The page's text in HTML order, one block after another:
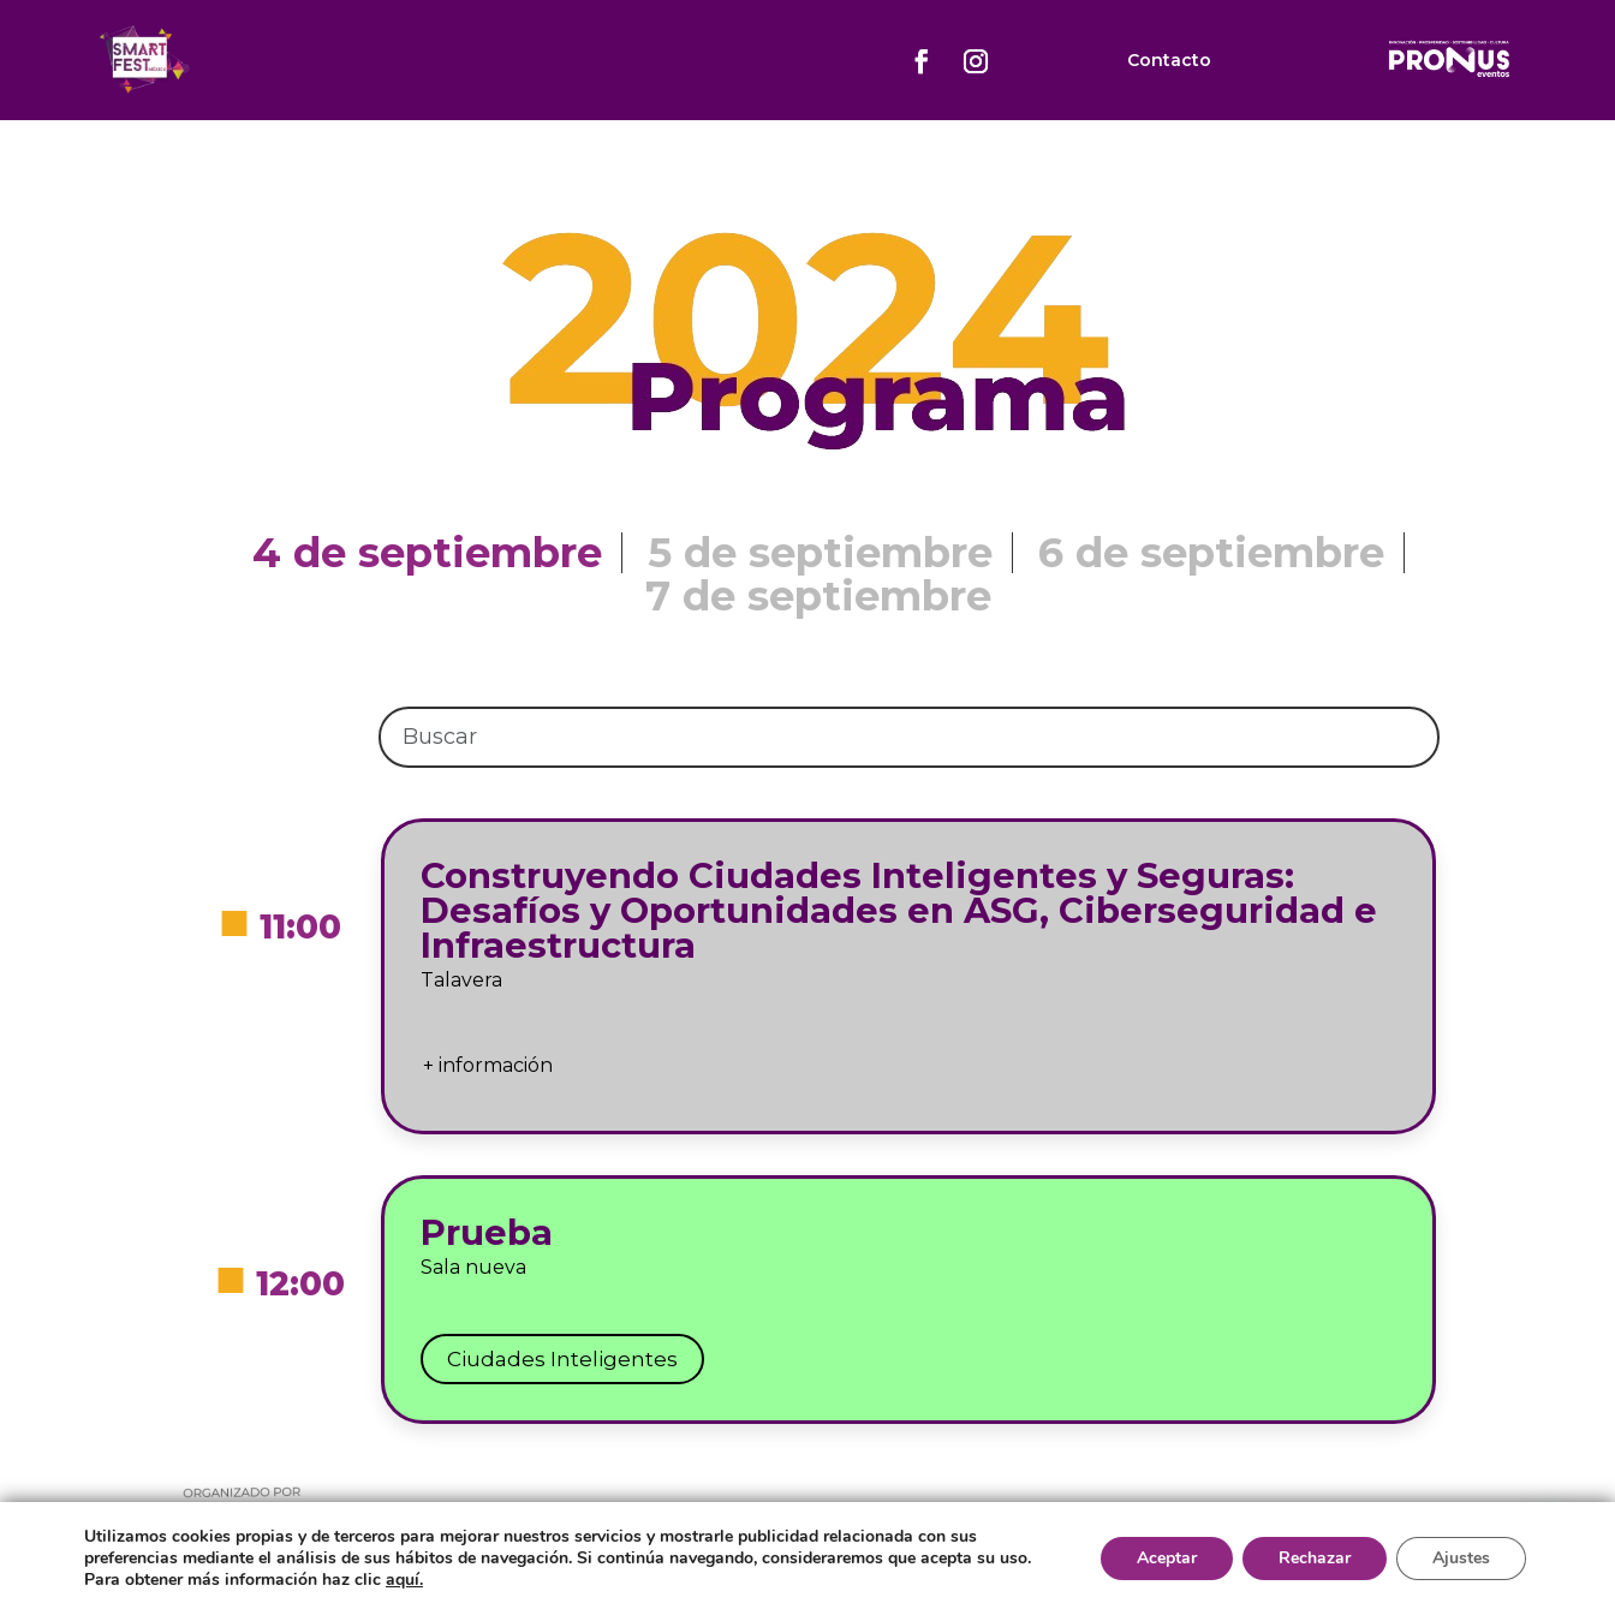
Contacto
4 de septiembre 5 de septiembre
6 de septiembre
7 de septiembre
■ 11:00
Construyendo Ciudades Inteligentes y Seguras:
Desafíos y Oportunidades en ASG, Ciberseguridad e
Infraestructura
Talavera
+ información
■ 12:00
Prueba
Sala nueva
Ciudades Inteligentes
© PRONUS 2025. All Rights Reserved.Aviso de privacidad
Utilizamos cookies propias y de terceros para mejorar nuestros servicios y mostrarle publicidad relacionada con sus
preferencias mediante el análisis de sus hábitos de navegación. Si continúa navegando, consideraremos que acepta su uso.
Para obtener más información haz clic aquí.
Aceptar Rechazar Ajustes